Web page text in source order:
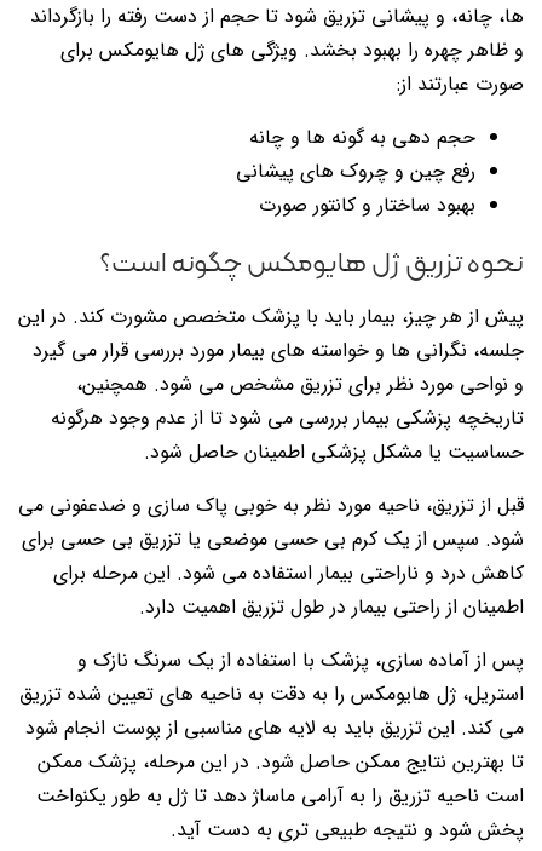
ها، چانه، و پیشانی تزریق شود تا حجم از دست رفته را بازگرداند
و ظاهر چهره را بهبود بخشد. ویژگی های ژل هایومکس برای
صورت عبارتند از:
حجم دهی به گونه ها و چانه
رفع چین و چروک های پیشانی
بهبود ساختار و کانتور صورت
نحوه تزریق ژل هایومکس چگونه است؟
پیش از هر چیز، بیمار باید با پزشک متخصص مشورت کند. در این
جلسه، نگرانی ها و خواسته های بیمار مورد بررسی قرار می گیرد
و نواحی مورد نظر برای تزریق مشخص می شود. همچنین،
تاریخچه پزشکی بیمار بررسی می شود تا از عدم وجود هرگونه
حساسیت یا مشکل پزشکی اطمینان حاصل شود.
قبل از تزریق، ناحیه مورد نظر به خوبی پاک سازی و ضدعفونی می
شود. سپس از یک کرم بی حسی موضعی یا تزریق بی حسی برای
کاهش درد و ناراحتی بیمار استفاده می شود. این مرحله برای
اطمینان از راحتی بیمار در طول تزریق اهمیت دارد.
پس از آماده سازی، پزشک با استفاده از یک سرنگ نازک و
استریل، ژل هایومکس را به دقت به ناحیه های تعیین شده تزریق
می کند. این تزریق باید به لایه های مناسبی از پوست انجام شود
تا بهترین نتایج ممکن حاصل شود. در این مرحله، پزشک ممکن
است ناحیه تزریق را به آرامی ماساژ دهد تا ژل به طور یکنواخت
پخش شود و نتیجه طبیعی تری به دست آید.